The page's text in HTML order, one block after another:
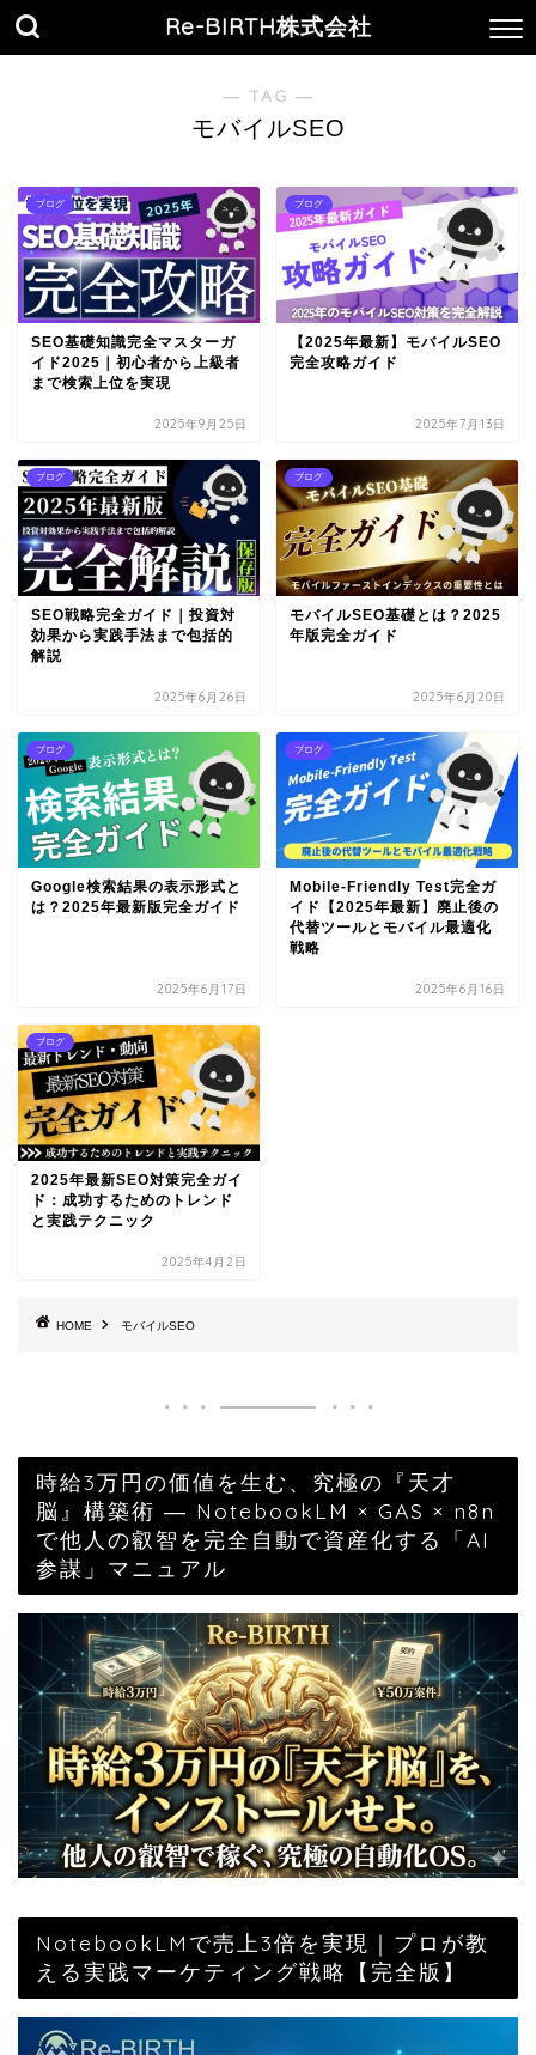
Re-BIRTH株式会社
― TAG ―
モバイルSEO
ブログ
SEO基礎知識完全マスターガ
イド2025｜初心者から上級者
まで検索上位を実現
2025年9月25日
ブログ
【2025年最新】モバイルSEO
完全攻略ガイド
2025年7月13日
ブログ
SEO戦略完全ガイド｜投資対
効果から実践手法まで包括的
解説
2025年6月26日
ブログ
モバイルSEO基礎とは？2025
年版完全ガイド
2025年6月20日
ブログ
Google検索結果の表示形式と
は？2025年最新版完全ガイド
2025年6月17日
ブログ
Mobile-Friendly Test完全ガ
イド【2025年最新】廃止後の
代替ツールとモバイル最適化
戦略
2025年6月16日
ブログ
2025年最新SEO対策完全ガイ
ド：成功するためのトレンド
と実践テクニック
2025年4月2日
HOME モバイルSEO
時給3万円の価値を生む、究極の『天才
脳』構築術 ― NotebookLM × GAS × n8n
で他人の叡智を完全自動で資産化する「AI
参謀」マニュアル
NotebookLMで売上3倍を実現｜プロが教
える実践マーケティング戦略【完全版】